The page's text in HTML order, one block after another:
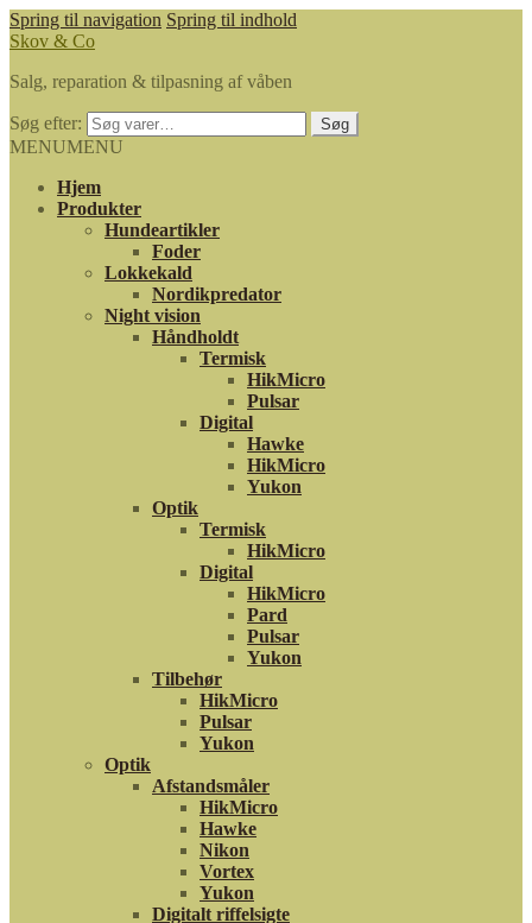
Spring til navigation Spring til indhold
Skov & Co
Salg, reparation & tilpasning af våben
Søg efter: Søg
MENUMENU
Hjem
Produkter
Hundeartikler
Foder
Lokkekald
Nordikpredator
Night vision
Håndholdt
Termisk
HikMicro
Pulsar
Digital
Hawke
HikMicro
Yukon
Optik
Termisk
HikMicro
Digital
HikMicro
Pard
Pulsar
Yukon
Tilbehør
HikMicro
Pulsar
Yukon
Optik
Afstandsmåler
HikMicro
Hawke
Nikon
Vortex
Yukon
Digitalt riffelsigte